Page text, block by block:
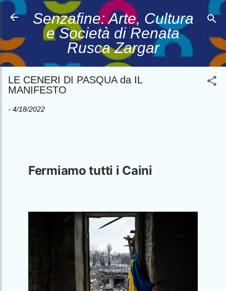
Passa ai contenuti principali
Senzafine: Arte, Cultura
e Società di Renata
Rusca Zargar
LE CENERI DI PASQUA da IL
MANIFESTO
- 4/18/2022
Fermiamo tutti i Caini